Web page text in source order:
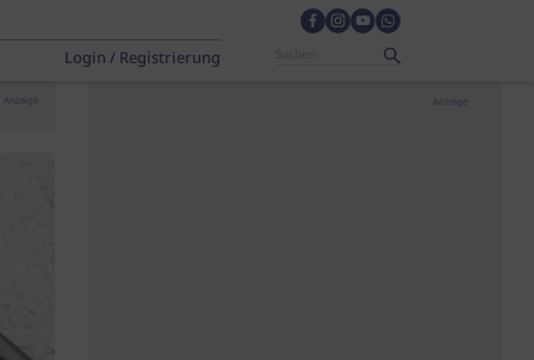
Login / Registrierung
Anzeige Anzeige